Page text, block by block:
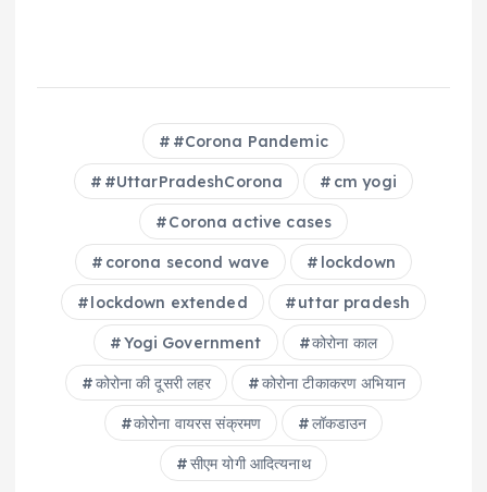
#Corona Pandemic
#UttarPradeshCorona cm yogi
Corona active cases
corona second wave lockdown
lockdown extended uttar pradesh
Yogi Government कोरोना काल
कोरोना की दूसरी लहर कोरोना टीकाकरण अभ‍ियान
कोरोना वायरस संक्रमण लॉकडाउन
सीएम योगी आदित्यनाथ